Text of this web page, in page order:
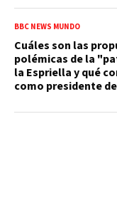
BBC NEWS MUNDO
Cuáles son las
polémicas de la
la Espriella y qué
como presidente